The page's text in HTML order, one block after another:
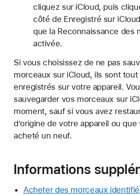
cliquez sur iCloud, puis
côté de Enregistré sur
que la Reconnaissance des
activée.
Si vous choisissez de ne pas
morceaux sur iCloud, ils sont
enregistrés sur votre appareil.
sauvegarder vos morceaux sur
moment, sauf si vous avez
d’origine de votre appareil ou
acheté un neuf.
Informations
Acheter des morceaux